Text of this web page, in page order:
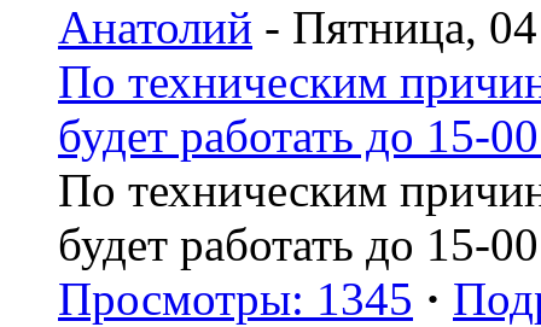
Анатолий - Пятница,
По техническим
будет работать до 15-
По техническим
будет работать до 15-00
Просмотры: 1345 ·